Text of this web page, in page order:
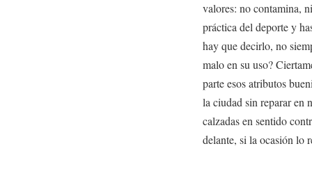
valores: no contamina,
práctica del deporte y
hay que decirlo, no
malo en su uso?
parte esos atributos
la ciudad sin reparar en
calzadas en sentido
delante, si la ocasión lo